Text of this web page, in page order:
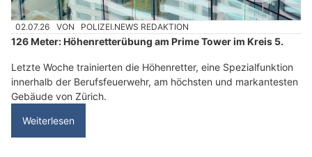
02.07.26 VON POLIZEI.NEWS REDAKTION
126 Meter: Höhenretterübung am Prime Tower im Kreis 5.
Letzte Woche trainierten die Höhenretter, eine Spezialfunktion
innerhalb der Berufsfeuerwehr, am höchsten und markantesten
Gebäude von Zürich.
Weiterlesen